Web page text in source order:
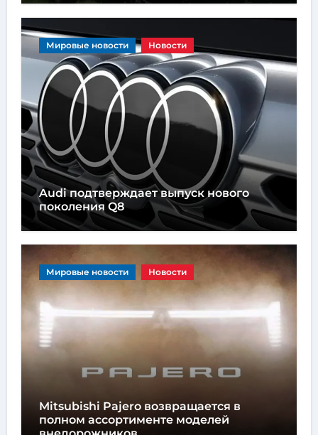
Мировые новости Новости
Audi подтверждает выпуск нового
поколения Q8
Мировые новости Новости
Mitsubishi Pajero возвращается в
полном ассортименте моделей